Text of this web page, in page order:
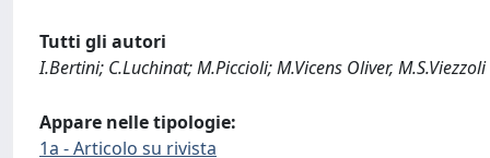
Tutti gli autori
I.Bertini; C.Luchinat; M.Piccioli; M.Vicens Oliver, M.S.Viezzoli
Appare nelle tipologie:
1a - Articolo su rivista